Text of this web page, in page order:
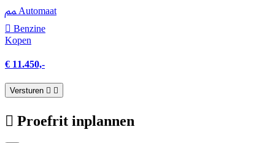
Automaat
Benzine
Kopen
€ 11.450,-
Versturen
Proefrit inplannen